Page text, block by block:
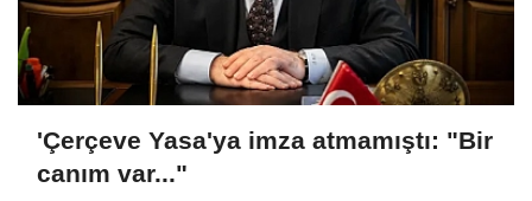
'Çerçeve Yasa'ya imza atmamıştı: "Bir
canım var..."